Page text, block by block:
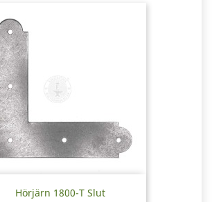
Hörjärn 1800-T Slut